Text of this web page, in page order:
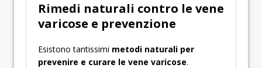
Rimedi naturali contro le vene
varicose e prevenzione
Esistono tantissimi metodi naturali per
prevenire e curare le vene varicose.